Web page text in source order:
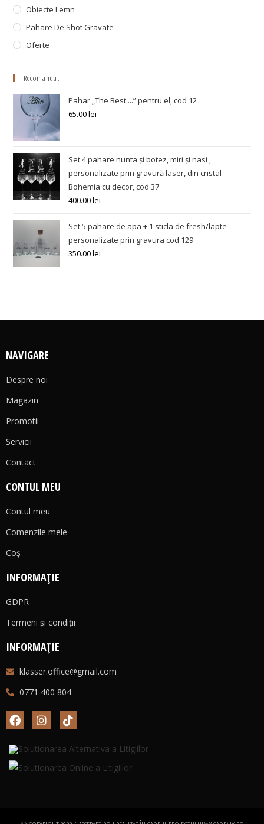
Obiecte Lemn
Pahare De Shot Gravate
Oferte
Recomandat
Pahar „The Best....” pentru el, cod 12
65.00lei
Set 4 pahare nunta și botez, miri și nasi ,
personalizate prin gravură laser, din cristal
Bohemia cu decor, cod 37
400.00lei
Set 5 pahare de apa + 1 sticla de fresh/lapte
personalizate prin gravura cod 129
350.00lei
NAVIGARE
Despre noi
Magazin
Promotii
Servicii
Contact
CONTUL MEU
Contul meu
Comenzile mele
Coş
INFORMAȚIE
GDPR
Termeni și condiții
INFORMAȚIE
klasser.office@gmail.com
0771 400 804